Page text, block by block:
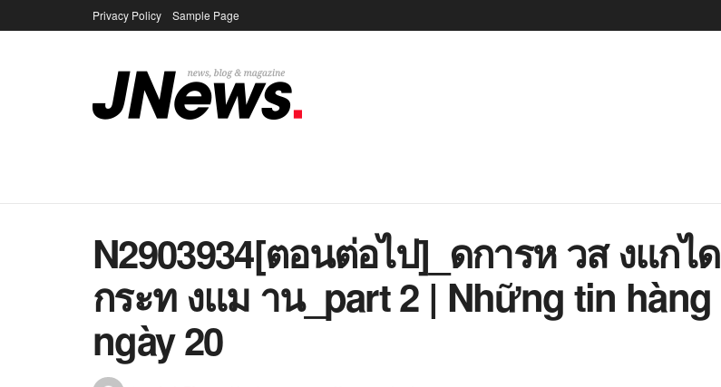
Privacy Policy Sample Page
N2903934[ตอนต่อไป]_ดการห วส งแกได
กระท งแม าน_part 2 | Những tin hàng
ngày 20